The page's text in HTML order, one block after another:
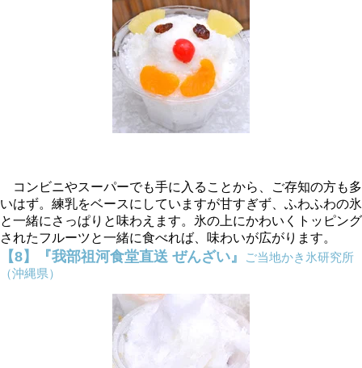
コンビニやスーパーでも手に入ることから、ご存知の方も多
いはず。練乳をベースにしていますが甘すぎず、ふわふわの氷
と一緒にさっぱりと味わえます。氷の上にかわいくトッピング
されたフルーツと一緒に食べれば、味わいが広がります。
【8】『我部祖河食堂直送 ぜんざい』
ご当地かき氷研究所
（沖縄県）